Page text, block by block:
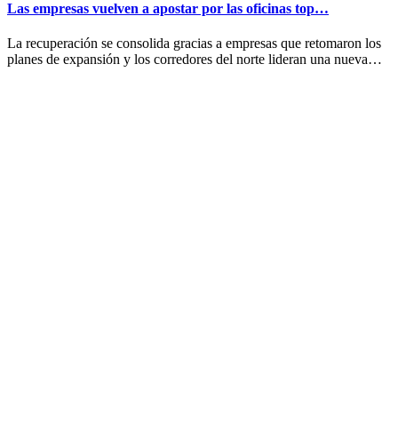
Las empresas vuelven a apostar por las oficinas top…
La recuperación se consolida gracias a empresas que retomaron los
planes de expansión y los corredores del norte lideran una nueva…